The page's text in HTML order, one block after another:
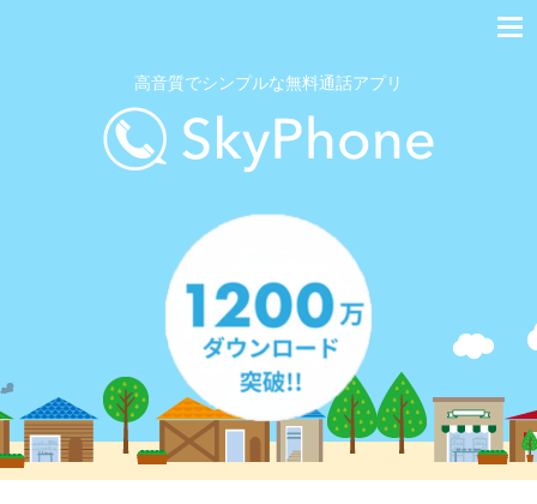
高音質でシンプルな無料通話アプリ